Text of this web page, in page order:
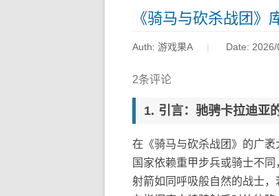
《骑马与砍杀战团
Auth: 游戏果A Date:
2条评论
引言：驰骋卡拉迪亚
在《骑马与砍杀战团》的广
国家依赖重甲步兵或骑士不
射箭如同呼吸般自然的战士